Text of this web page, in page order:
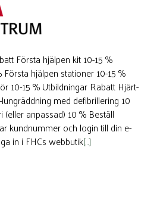
Första hjälpen kit 10-15 %
hjälpen stationer 10-15 %
10-15 % Utbildningar Rabatt Hjärt-
med defibrillering 10
anpassad) 10 % Beställ
kundnummer och login till din e-
in i FHCs webbutik[…]